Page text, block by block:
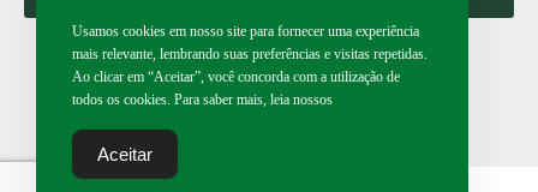
Usamos cookies em nosso site para fornecer uma experiência
mais relevante, lembrando suas preferências e visitas repetidas.
Ao clicar em “Aceitar”, você concorda com a utilização de
todos os cookies. Para saber mais, leia nossos
Aceitar